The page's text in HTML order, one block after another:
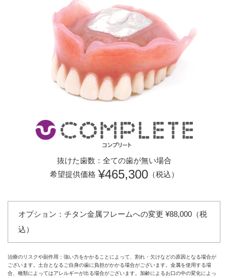
抜けた歯数：全ての歯が無い場合
希望提供価格 ¥465,300（税込）
オプション：チタン金属フレームへの変更 ¥88,000（税
込）
治療のリスクや副作用：強い力をかかることによって、割れ・欠けなどの原因となる場合が
ございます。土台となるご自身の歯に負担がかかる場合がございます。金属を使用する場
合、種類によってはアレルギーが出る場合がございます。加齢によるお口の中の変化によっ